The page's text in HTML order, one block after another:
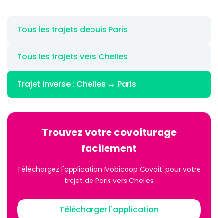
Tous les trajets depuis Paris
Tous les trajets vers Chelles
Trajet inverse : Chelles → Paris
Trouvez votre covoiturage
facilement
Téléchargez l'application Mobicoop Covoit' pour votre
trajet de Paris vers Chelles
Télécharger l'application